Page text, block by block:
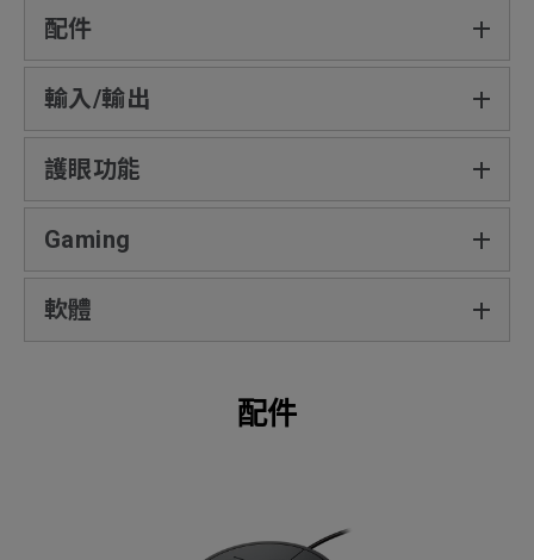
配件
輸入/輸出
護眼功能
Gaming
軟體
配件